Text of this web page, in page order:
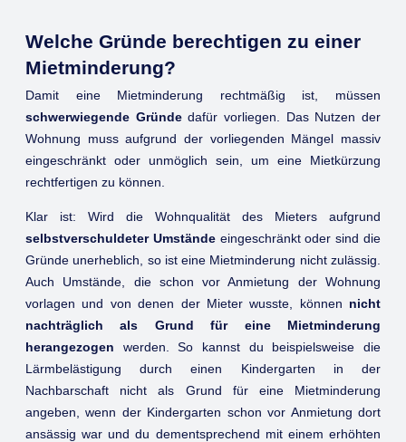
Welche Gründe berechtigen zu einer
Mietminderung?
Damit eine Mietminderung rechtmäßig ist, müssen
schwerwiegende Gründedafür vorliegen. Das Nutzen der
Wohnung muss aufgrund der vorliegenden Mängel massiv
eingeschränkt oder unmöglich sein, um eine Mietkürzung
rechtfertigen zu können.
Klar ist: Wird die Wohnqualität des Mieters aufgrund
selbstverschuldeter Umständeeingeschränkt oder sind die
Gründe unerheblich, so ist eine Mietminderung nicht zulässig.
Auch Umstände, die schon vor Anmietung der Wohnung
vorlagen und von denen der Mieter wusste, können nicht
nachträglich als Grund für eine Mietminderung
herangezogen werden. So kannst du beispielsweise die
Lärmbelästigung durch einen Kindergarten in der
Nachbarschaft nicht als Grund für eine Mietminderung
angeben, wenn der Kindergarten schon vor Anmietung dort
ansässig war und du dementsprechend mit einem erhöhten